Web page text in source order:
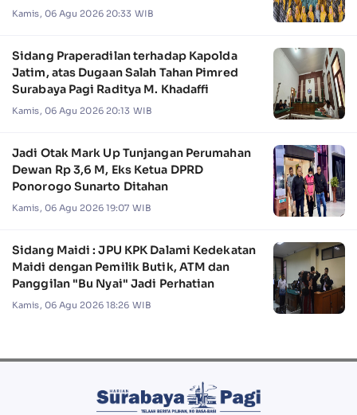
Jawa Timur 2026
Kamis, 06 Agu 2026 20:33 WIB
Sidang Praperadilan terhadap Kapolda
Jatim, atas Dugaan Salah Tahan Pimred
Surabaya Pagi Raditya M. Khadaffi
Kamis, 06 Agu 2026 20:13 WIB
Jadi Otak Mark Up Tunjangan Perumahan
Dewan Rp 3,6 M, Eks Ketua DPRD
Ponorogo Sunarto Ditahan
Kamis, 06 Agu 2026 19:07 WIB
Sidang Maidi : JPU KPK Dalami Kedekatan
Maidi dengan Pemilik Butik, ATM dan
Panggilan "Bu Nyai" Jadi Perhatian
Kamis, 06 Agu 2026 18:26 WIB